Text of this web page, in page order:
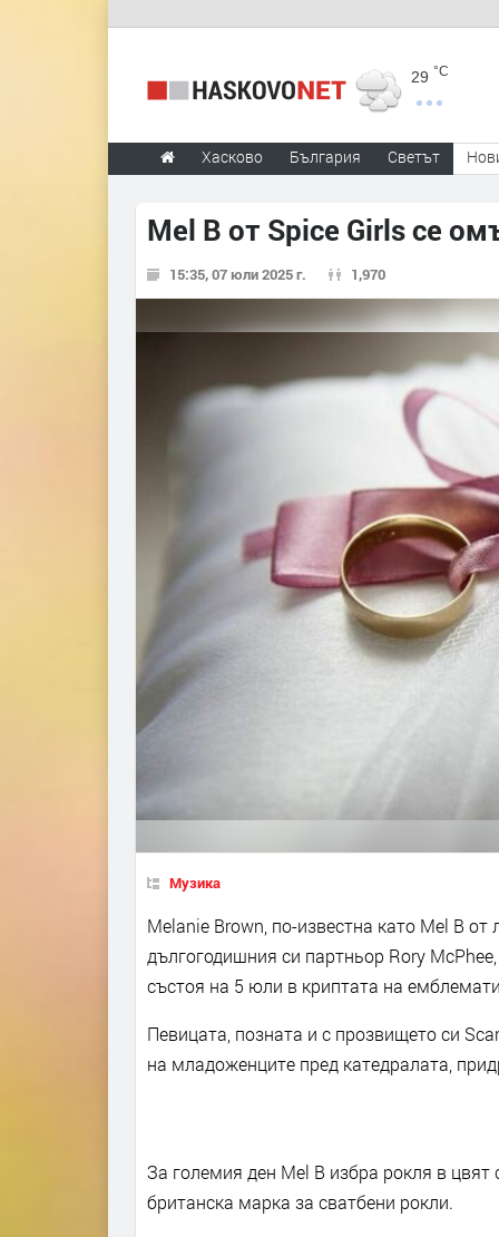
29 °C
Хасково България Светът
Mel B от Spice Girls се
15:35, 07 юли 2025 г. 1,970
Музика
Melanie Brown, по-известна като Mel B
дългогодишния си партньор Rory
състоя на 5 юли в криптата на
Певицата, позната и с прозвището си
на младоженците пред катедралата,
За големия ден Mel B избра рокля в цвят
британска марка за сватбени рокли.